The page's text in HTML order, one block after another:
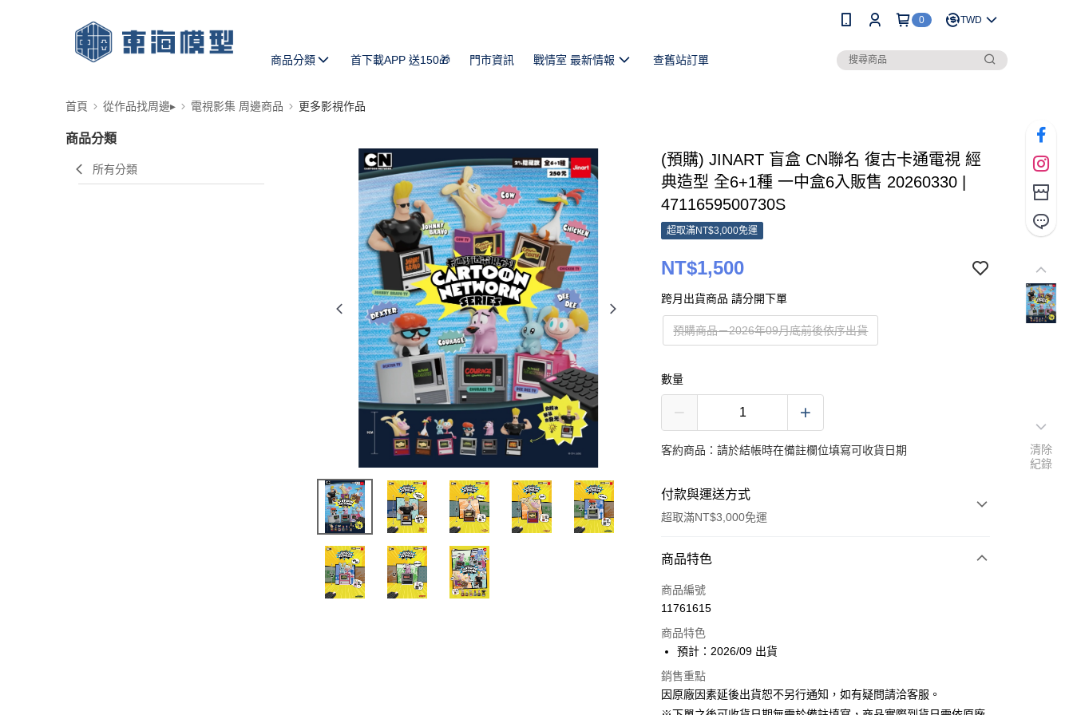
0 TWD
商品分類 首下載APP 送150🎁 門市資訊 戰情室 最新情報 查舊站訂單
首頁 從作品找周邊▸ 電視影集 周邊商品 更多影視作品
商品分類
所有分類
(預購) JINART 盲盒 CN聯名 復古卡通電視 經
典造型 全6+1種 一中盒6入販售 20260330 |
4711659500730S
超取滿NT$3,000免運
NT$1,500
跨月出貨商品 請分開下單
預購商品－2026年09月底前後依序出貨
數量
客約商品：請於結帳時在備註欄位填寫可收貨日期
付款與運送方式
超取滿NT$3,000免運
付款方式
信用卡一次付款
Apple Pay
ATM付款
商品特色
商品編號
11761615
商品特色
預計：2026/09 出貨
銷售重點
因原廠因素延後出貨恕不另行通知，如有疑問請洽客服。
清除
紀錄